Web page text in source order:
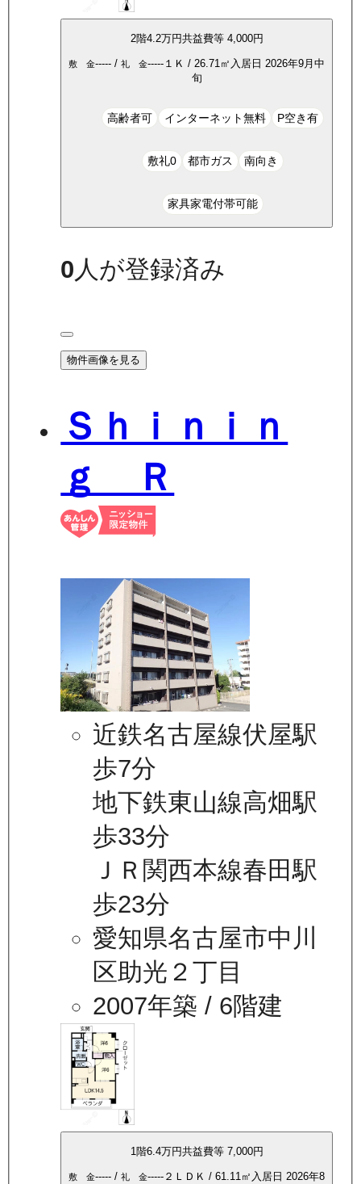
2階4.2万円共益費等 4,000円
敷 金----- / 礼 金----- １Ｋ / 26.71㎡ 入居日 2026年9月中
旬
高齢者可 インターネット無料 P空き有
敷礼0 都市ガス 南向き
家具家電付帯可能
0人が登録済み
物件画像を見る
Ｓｈｉｎｉｎ
ｇ Ｒ
近鉄名古屋線伏屋駅
歩7分
地下鉄東山線高畑駅
歩33分
ＪＲ関西本線春田駅
歩23分
愛知県名古屋市中川
区助光２丁目
2007年築 / 6階建
1 階6.4万円共益費等 7,000円
敷 金----- / 礼 金----- ２ＬＤＫ / 61.11㎡ 入居日 2026年8